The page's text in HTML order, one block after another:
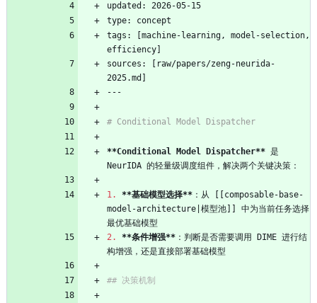
updated: 2026-05-15
type: concept
tags: [machine-learning, model-selection,
efficiency]
sources: [raw/papers/zeng-neurida-
2025.md]
---
# Conditional Model Dispatcher
**Conditional Model Dispatcher** 是
NeurIDA 的轻量级调度组件，解决两个关键决策：
1. **基础模型选择** ：从 [[composable-base-
model-architecture|模型池]] 中为当前任务选择
最优基础模型
2.
**条件增强** ：判断是否需要调用 DIME 进行结
构增强，还是直接部署基础模型
## 决策机制